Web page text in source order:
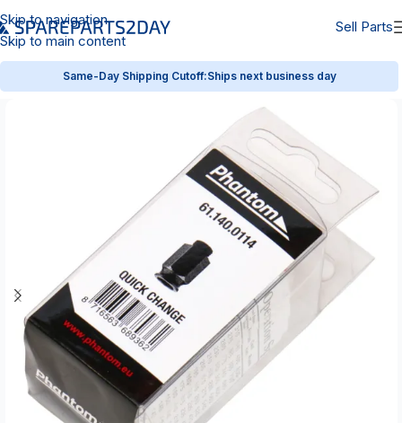
Skip to navigation
Skip to main content
Sell Parts
Same-Day Shipping Cutoff:Ships next business day